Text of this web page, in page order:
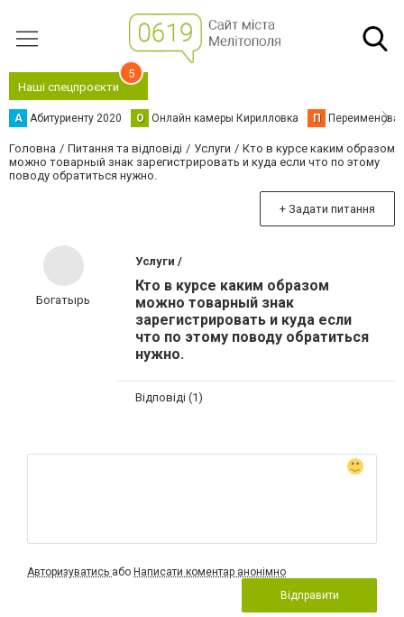
Наші спецпроєкти
5
А Абитуриенту 2020 О Онлайн камеры Кирилловка П
Головна Питання та відповіді Услуги
Кто в курсе каким образом
можно товарный знак зарегистрировать и куда если что по этому
поводу обратиться нужно.
+ Задати питання
Богатырь
Услуги /
Кто в курсе каким образом
можно товарный знак
зарегистрировать и куда если
что по этому поводу обратиться
нужно.
Відповіді (1)
Авторизуватись або Написати коментар анонімно
Відправити